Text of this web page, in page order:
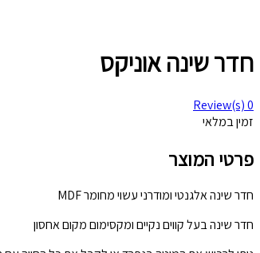
חדר שינה אוניקס
0
זמין במלאי
פרטי המוצר
חדר שינה אלגנטי ומודרני עשוי מחומר MDF
חדר שינה בעל קווים נקיים ומקסימום מקום אחסון